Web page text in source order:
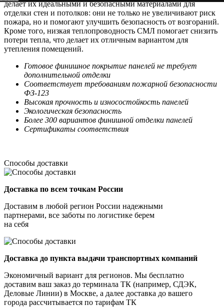
делает их идеальными и безопасными материалами для
отделки стен и потолков: они не только не увеличивают риск
пожара, но и помогают улучшить безопасность от возгораний.
Кроме того, низкая теплопроводность СМЛ помогает снизить
потери тепла, что делает их отличным вариантом для
утепления помещений.
Готовое финишное покрытие панелей не требует
дополнительной отделки
Соответствует требованиям пожарной безопасности
ФЗ-123
Высокая прочность и износостойкость панелей
Экологическая безопасность
Более 300 вариантов финишной отделки панелей
Сертификаты соответствия
Способы доставки
Доставка по всем точкам России
Доставим в любой регион России надежными
партнерами, все заботы по логистике берем
на себя
Доставка до пункта выдачи транспортных компаний
Экономичный вариант для регионов. Мы бесплатно
доставим ваш заказ до терминала ТК (например, СДЭК,
Деловые Линии) в Москве, а далее доставка до вашего
города рассчитывается по тарифам ТК